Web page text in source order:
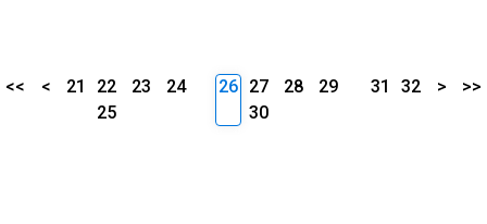
<< < 21 22 23
24
25
26 27 28
29
30
31 32 > >>